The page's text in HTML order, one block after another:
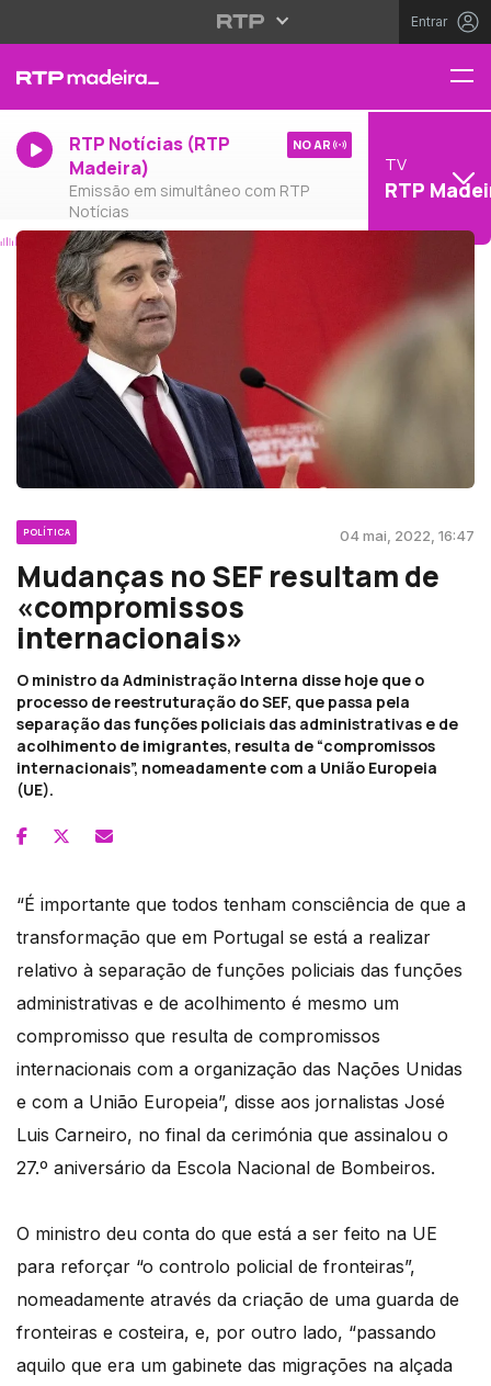
Entrar
RTP Notícias (RTP
Madeira)
Emissão em simultâneo com RTP
Notícias
NO AR
TV
RTP
POLÍTICA 04 mai, 2022, 16:47
Mudanças no SEF resultam de
«compromissos
internacionais»
O ministro da Administração Interna disse hoje que o
processo de reestruturação do SEF, que passa pela
separação das funções policiais das administrativas e de
acolhimento de imigrantes, resulta de “compromissos
internacionais”, nomeadamente com a União Europeia
(UE).
“É importante que todos tenham consciência de que a
transformação que em Portugal se está a realizar
relativo à separação de funções policiais das funções
administrativas e de acolhimento é mesmo um
compromisso que resulta de compromissos
internacionais com a organização das Nações Unidas
e com a União Europeia”, disse aos jornalistas José
Luis Carneiro, no final da cerimónia que assinalou o
27.º aniversário da Escola Nacional de Bombeiros.
O ministro deu conta do que está a ser feito na UE
para reforçar “o controlo policial de fronteiras”,
nomeadamente através da criação de uma guarda de
fronteiras e costeira, e, por outro lado, “passando
aquilo que era um gabinete das migrações na alçada